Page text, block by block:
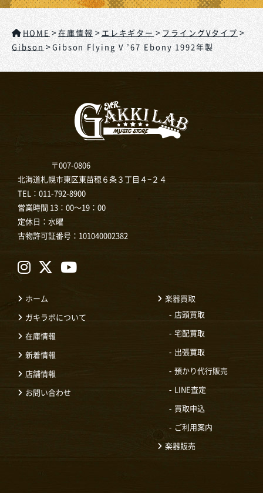
HOME >在庫情報 > エレキギター > フライングVタイプ >
Gibson >Gibson Flying V ’67 Ebony 1992年製
〒007-0806
北海道札幌市東区東苗穂６条３丁目４−２４
TEL： 011-792-8900
営業時間 13：00～19：00
定休日：水曜
古物許可証番号：101040002382
ホーム
ガキラボについて
在庫情報
新着情報
店舗情報
お問い合わせ
楽器買取
店頭買取
宅配買取
出張買取
預かり代行販売
LINE査定
買取申込
ご利用案内
楽器販売